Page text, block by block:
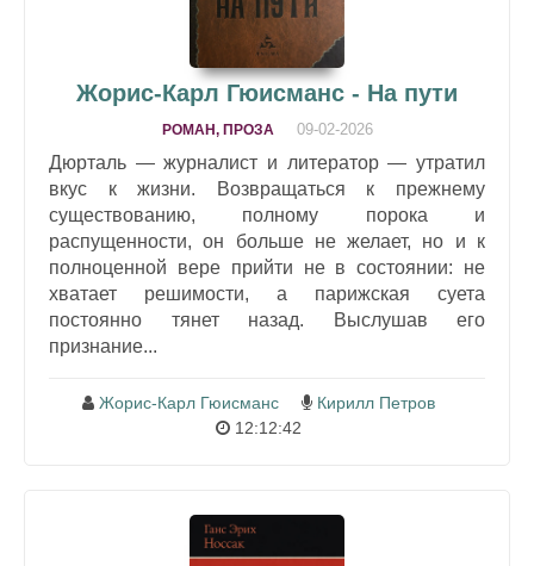
Жорис-Карл Гюисманс - На пути
РОМАН, ПРОЗА 09-02-2026
Дюрталь — журналист и литератор — утратил
вкус к жизни. Возвращаться к прежнему
существованию, полному порока и
распущенности, он больше не желает, но и к
полноценной вере прийти не в состоянии: не
хватает решимости, а парижская суета
постоянно тянет назад. Выслушав его
признание...
Жорис-Карл Гюисманс
Кирилл Петров
12:12:42